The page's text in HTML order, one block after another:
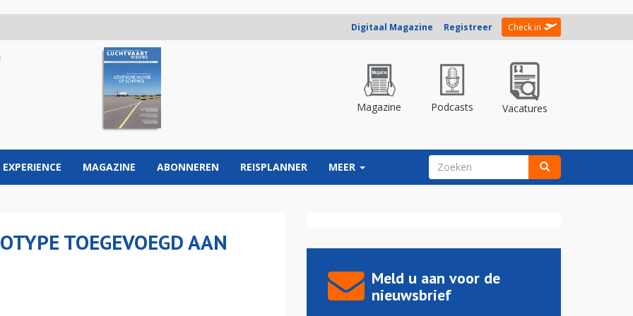
Digitaal Magazine Registreer Check in
Magazine Podcasts Vacatures
EXPERIENCE MAGAZINE ABONNEREN REISPLANNER MEER ZOEKVELD
TOEGEVOEGD AAN
Meld u aan voor de
nieuwsbrief